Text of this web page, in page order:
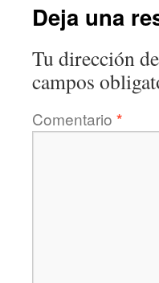
Deja una
Tu dirección
campos
Comentario *